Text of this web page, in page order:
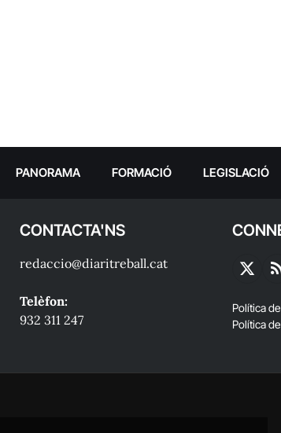
PANORAMA FORMACIÓ LEGISLACIÓ
CONTACTA'NS
redaccio@diaritreball.cat
Telèfon:
932 311 247
X
Política
Política